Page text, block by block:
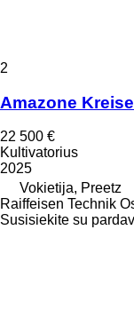
2
Amazone
22 500 €
Kultivatorius
2025
Vokietija, Preetz
Raiffeisen Technik
Susisiekite su